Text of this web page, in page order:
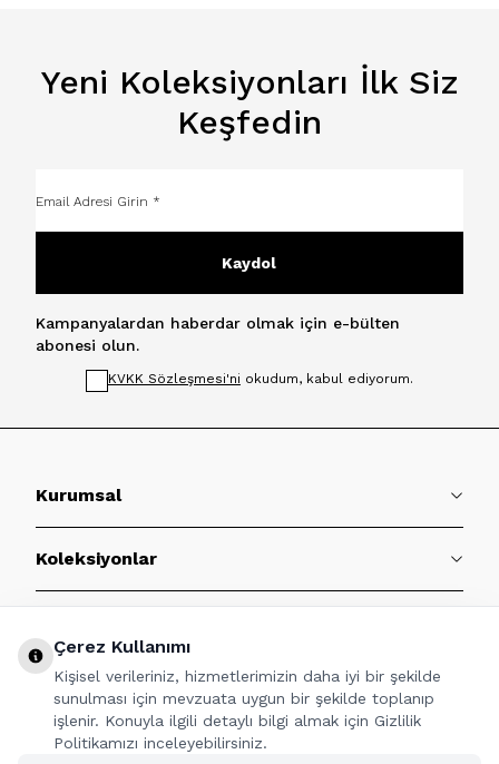
Yeni Koleksiyonları İlk Siz
Keşfedin
Kaydol
Kampanyalardan haberdar olmak için e-bülten
abonesi olun.
KVKK Sözleşmesi'ni okudum, kabul ediyorum.
Kurumsal
Koleksiyonlar
Sözleşmeler
BİZE ULAŞIN
Çerez Kullanımı
Kişisel verileriniz, hizmetlerimizin daha iyi bir şekilde
sunulması için mevzuata uygun bir şekilde toplanıp
işlenir. Konuyla ilgili detaylı bilgi almak için Gizlilik
Politikamızı inceleyebilirsiniz.